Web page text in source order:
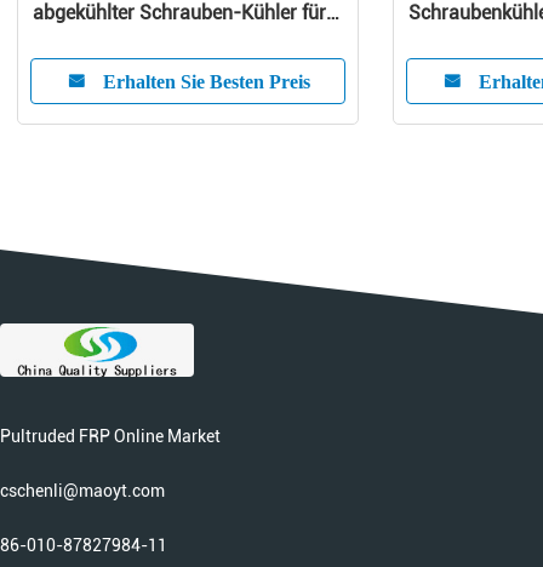
abgekühlter Schrauben-Kühler für
Erhalten Sie Besten Preis
Pultruded FRP Online Market
cschenli@maoyt.com
86-010-87827984-11